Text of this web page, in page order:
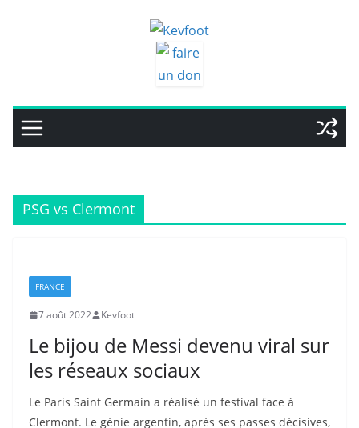
PSG vs Clermont
FRANCE
7 août 2022 Kevfoot
Le bijou de Messi devenu viral sur
les réseaux sociaux
Le Paris Saint Germain a réalisé un festival face à
Clermont. Le génie argentin, après ses passes décisives,